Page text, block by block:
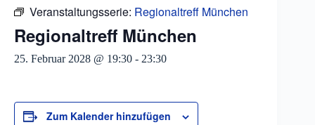
Veranstaltungsserie: Regionaltreff München
Regionaltreff München
25. Februar 2028 @ 19:30 - 23:30
Zum Kalender hinzufügen